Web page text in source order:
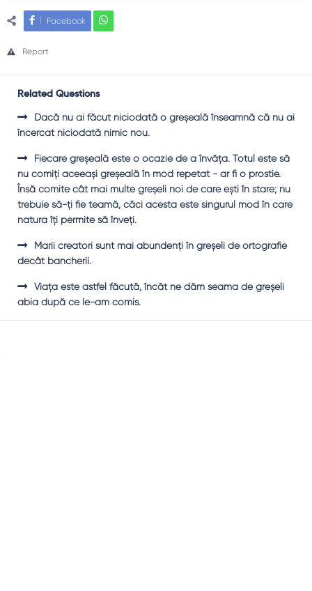
Facebook
Report
Related Questions
Dacă nu ai făcut niciodată o greşeală înseamnă că nu ai
încercat niciodată nimic nou.
Fiecare greşeală este o ocazie de a învăţa. Totul este să
nu comiţi aceeaşi greşeală în mod repetat - ar fi o prostie.
Însă comite cât mai multe greşeli noi de care eşti în stare; nu
trebuie să-ţi fie teamă, căci acesta este singurul mod în care
natura îţi permite să înveţi.
Marii creatori sunt mai abundenți în greșeli de ortografie
decât bancherii.
Viața este astfel făcută, încât ne dăm seama de greșeli
abia după ce le-am comis.